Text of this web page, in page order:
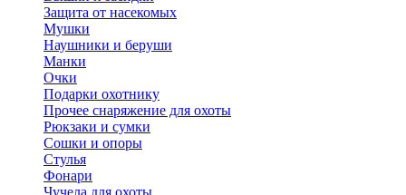
Защита от насекомых
Мушки
Наушники и беруши
Манки
Очки
Подарки охотнику
Прочее снаряжение для охоты
Рюкзаки и сумки
Сошки и опоры
Стулья
Фонари
Чучела для охоты